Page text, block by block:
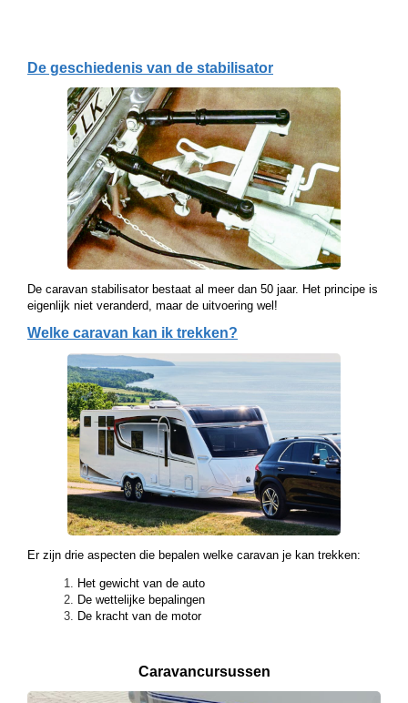
De geschiedenis van de stabilisator
De caravan stabilisator bestaat al meer dan 50 jaar. Het principe is
eigenlijk niet veranderd, maar de uitvoering wel!
Welke caravan kan ik trekken?
Er zijn drie aspecten die bepalen welke caravan je kan trekken:
Het gewicht van de auto
De wettelijke bepalingen
De kracht van de motor
Caravancursussen